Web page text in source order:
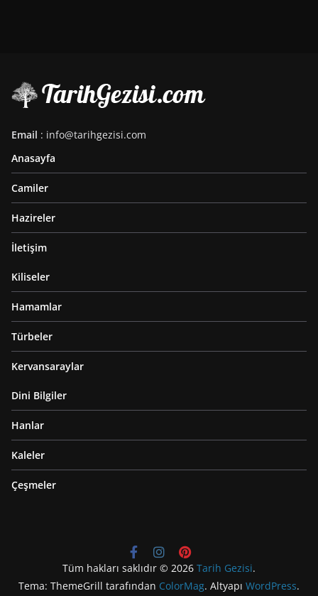
Email : info@tarihgezisi.com
Anasayfa
Camiler
Hazireler
İletişim
Kiliseler
Hamamlar
Türbeler
Kervansaraylar
Dini Bilgiler
Hanlar
Kaleler
Çeşmeler
Tüm hakları saklıdır © 2026 Tarih Gezisi.
Tema: ThemeGrill tarafından ColorMag. Altyapı WordPress.